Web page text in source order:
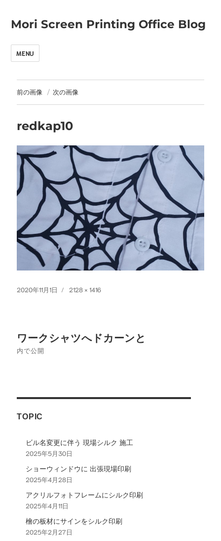
Mori Screen Printing Office Blog
MENU
前の画像 次の画像
redkap10
投
2020年11月1日
フ
2128 × 1416
稿
ゲ
ー
シ
ョ
ン
ワークシャツへドカーンと
内で公開
TOPIC
ビル名変更に伴う 現場シルク 施工
2025年5月30日
ショーウィンドウに 出張現場印刷
2025年4月28日
アクリルフォトフレームにシルク印刷
2025年4月11日
檜の板材にサインをシルク印刷
2025年2月27日